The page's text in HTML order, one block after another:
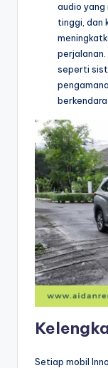
audio yang
tinggi, dan
seperti
Setiap mobil